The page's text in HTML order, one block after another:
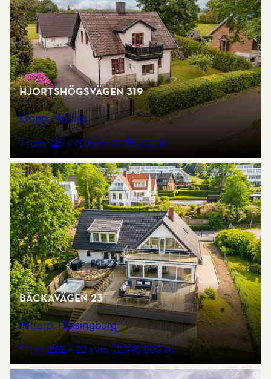
Hjortshögsvägen 319
Kropp, Mörarp
7 rum 125 + 70 kvm 4 995 000 kr
Bäckavägen 23
Hittarp, Helsingborg
7 rum 252 + 22 kvm 12 995 000 kr